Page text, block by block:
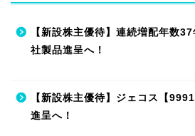
【新設株主優待】連続増配年数
社製品進呈へ！
【新設株主優待】ジェコス【
進呈へ！